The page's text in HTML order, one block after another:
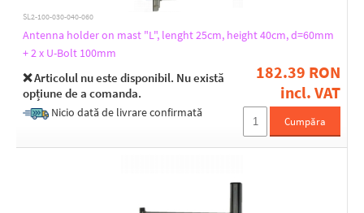
SL2-100-030-040-060
Antenna holder on mast "L", lenght 25cm, height 40cm, d=60mm
+ 2 x U-Bolt 100mm
❌ Articolul nu este disponibil. Nu există
opțiune de a comanda.
Nicio dată de livrare confirmată
182.39 RON
incl. VAT
Cumpăra